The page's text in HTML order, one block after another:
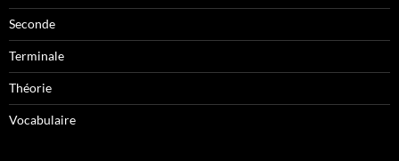
Seconde
Terminale
Théorie
Vocabulaire